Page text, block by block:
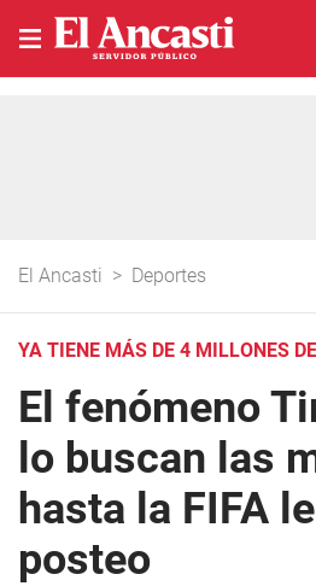
El Ancasti > Deportes
YA TIENE MÁS DE 4 MILLONES
El fenómeno
lo buscan las
hasta la FIFA
posteo